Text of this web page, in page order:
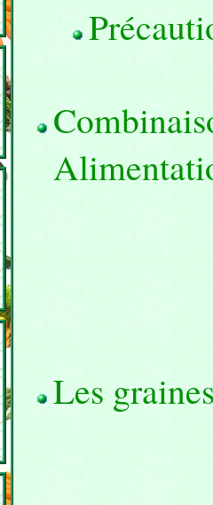
Les